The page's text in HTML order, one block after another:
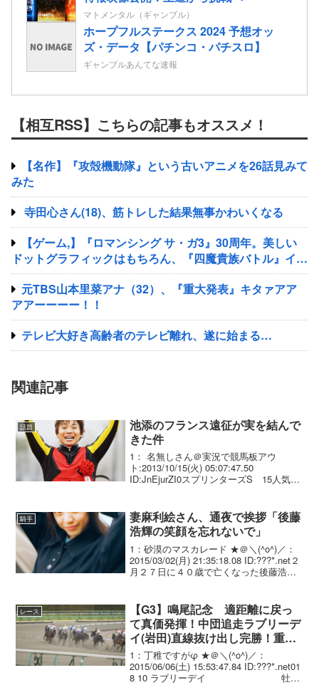
マトメンタル（ギャンブル）
ホープフルステークス 2024 予想オッ
ズ・データ【パチンコ・パチスロ】
ギャンブルあんてな速報
【相互RSS】こちらの記事もオススメ！
【名作】『攻殻機動隊』という古いアニメを26話見みて
みた
寺田心さん(18)、筋トレした結果無事かわいくなる
【ゲーム,】『ロマンシング サ・ガ3』30周年。美しい
ドットグラフィックはもちろん、『四魔貴族バトル』イト
ケンサウンドが心に残る
元TBS山本里菜アナ（32）、『重大発表』キタァアア
アアーーーー！！
テレビ大好き高齢者のテレビ離れ、遂に始まる…
関連記事
話題
池添のフランス遠征が実を結んで
きた件
1： 名無しさん＠実況で競馬板アウ
ト:2013/10/15(火) 05:07:47.50
ID:JnEjurZI0スプリンターズS 15人気3
騎手
妻麻利絵さん、通夜で挨拶「後藤
浩輝の笑顔を忘れないで」
1：砂漠のマスカレード ★＠＼(^o^)／：
2015/03/02(月) 21:35:18.08 ID:???*.net２
月２７日に４０歳で亡くなった後藤浩輝
田、田中勝らベ...
レース
【G3】鳴尾記念 適距離に戻っ
て真価発揮！中団追走ラブリーデ
イ(岩田)直線抜け出し完勝！重賞3
勝目
1：丁稚ですがφ ★＠＼(^o^)／：
2015/06/06(土) 15:53:47.84 ID:???*.net01
8 10 ラブリーデイ 牡5